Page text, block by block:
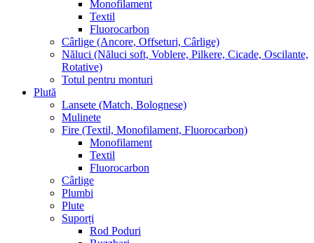
Monofilament
Textil
Fluorocarbon
Cârlige (Ancore, Offseturi, Cârlige)
Năluci (Năluci soft, Voblere, Pilkere, Cicade, Oscilante,
Rotative)
Totul pentru monturi
Plută
Lansete (Match, Bolognese)
Mulinete
Fire (Textil, Monofilament, Fluorocarbon)
Monofilament
Textil
Fluorocarbon
Cârlige
Plumbi
Plute
Suporți
Rod Poduri